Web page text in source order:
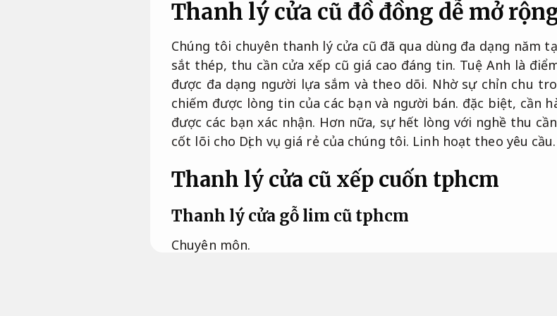
Thanh lý cửa cũ đồ đồng dễ mở
Chúng tôi chuyên thanh lý cửa cũ đã qua dùng đa dạng năm
sắt thép, thu cần cửa xếp cũ giá cao đáng tin. Tuệ Anh là
được đa dạng người lựa sắm và theo dõi. Nhờ sự chỉn chu
chiếm được lòng tin của các bạn và người bán. đặc biệt, cần
được các bạn xác nhận. Hơn nữa, sự hết lòng với nghề thu
cốt lõi cho Dịch vụ giá rẻ của chúng tôi. Linh hoạt theo yêu cầu.
Thanh lý cửa cũ xếp cuốn tphcm
Thanh lý cửa gỗ lim cũ tphcm
Chuyên môn.